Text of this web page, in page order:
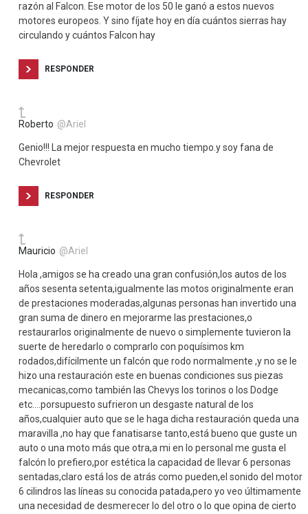
razón al Falcon. Ese motor de los 50 le ganó a estos nuevos
motores europeos. Y sino fíjate hoy en día cuántos sierras hay
circulando y cuántos Falcon hay
RESPONDER
Roberto @Ariel
Genio!!! La mejor respuesta en mucho tiempo.y soy fana de
Chevrolet
RESPONDER
Mauricio @Ariel
Hola ,amigos se ha creado una gran confusión,los autos de los
años sesenta setenta,igualmente las motos originalmente eran
de prestaciones moderadas,algunas personas han invertido una
gran suma de dinero en mejorarme las prestaciones,o
restaurarlos originalmente de nuevo o simplemente tuvieron la
suerte de heredarlo o comprarlo con poquísimos km
rodados,difícilmente un falcón que rodo normalmente ,y no se le
hizo una restauración este en buenas condiciones sus piezas
mecanicas,como también las Chevys los torinos o los Dodge
etc….porsupuesto sufrieron un desgaste natural de los
años,cualquier auto que se le haga dicha restauración queda una
maravilla ,no hay que fanatisarse tanto,está bueno que guste un
auto o una moto más que otra,a mi en lo personal me gusta el
falcón lo prefiero,por estética la capacidad de llevar 6 personas
sentadas,claro está los de atrás como pueden,el sonido del motor
6 cilindros las líneas su conocida patada,pero yo veo últimamente
una necesidad de desmerecer lo del otro o lo que opina de cierto